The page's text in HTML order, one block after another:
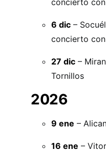
concierto
6 dic –
concierto
27 dic –
Tornillos
2026
9 ene –
16 ene –